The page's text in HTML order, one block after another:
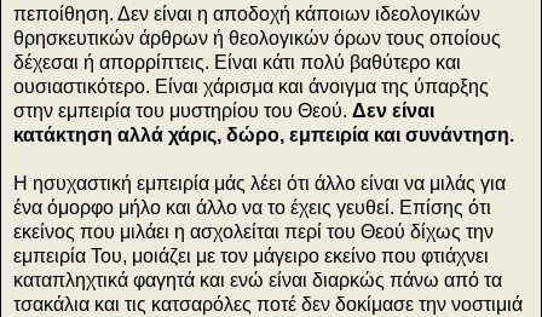
πεποίθηση. Δεν είναι η αποδοχή κάποιων ιδεολογικών
θρησκευτικών άρθρων ή θεολογικών όρων τους οποίους
δέχεσαι ή απορρίπτεις. Είναι κάτι πολύ βαθύτερο και
ουσιαστικότερο. Είναι χάρισμα και άνοιγμα της ύπαρξης
στην εμπειρία του μυστηρίου του Θεού. Δεν είναι
κατάκτηση αλλά χάρις, δώρο, εμπειρία και συνάντηση.
Η ησυχαστική εμπειρία μάς λέει ότι άλλο είναι να μιλάς για
ένα όμορφο μήλο και άλλο να το έχεις γευθεί. Επίσης ότι
εκείνος που μιλάει η ασχολείται περί του Θεού δίχως την
εμπειρία Του, μοιάζει με τον μάγειρο εκείνο που φτιάχνει
καταπληχτικά φαγητά και ενώ είναι διαρκώς πάνω από τα
τσακάλια και τις κατσαρόλες ποτέ δεν δοκίμασε την νοστιμιά